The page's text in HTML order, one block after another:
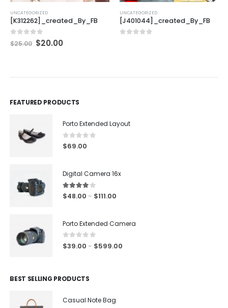
UNCATEGORIZED
[K312262]_created_By_FB
0 out of 5
$25.00 $20.00
UNCATEGORIZED
[J401044]_created_By_FB
FEATURED PRODUCTS
Porto Extended Layout
0out of 5
$69.00
Digital Camera 16x
4.00out of 5
$48.00 – $111.00
Porto Extended Camera
0 out of 5
$39.00 – $599.00
BEST SELLING PRODUCTS
Casual Note Bag